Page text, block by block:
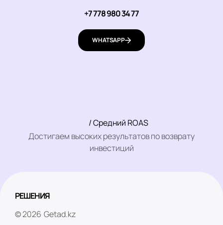
+7 778 980 34 77
WHATSAPP
/ Средний ROAS
Достигаем высоких результатов по возврату
инвестиций
РЕШЕНИЯ
© 2026 Getad.kz